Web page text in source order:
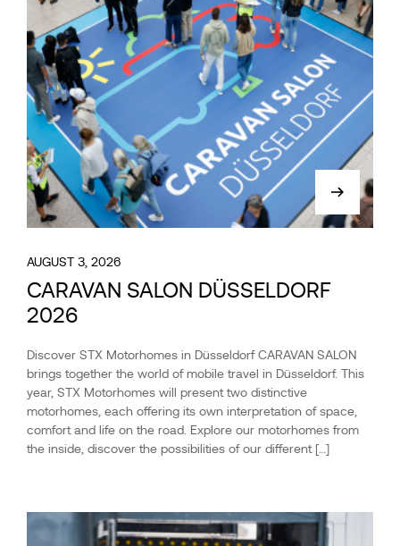
AUGUST 3, 2026
CARAVAN SALON DÜSSELDORF
2026
Discover STX Motorhomes in Düsseldorf CARAVAN SALON
brings together the world of mobile travel in Düsseldorf. This
year, STX Motorhomes will present two distinctive
motorhomes, each offering its own interpretation of space,
comfort and life on the road. Explore our motorhomes from
the inside, discover the possibilities of our different […]